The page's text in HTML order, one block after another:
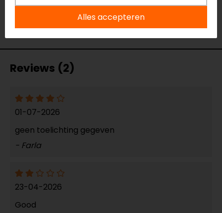
Model
210.1137
Muc-Off
Kleur
N.v.t.
Reviews (2)
01-07-2026
geen toelichting gegeven
- Farla
23-04-2026
Good
Alles accepteren